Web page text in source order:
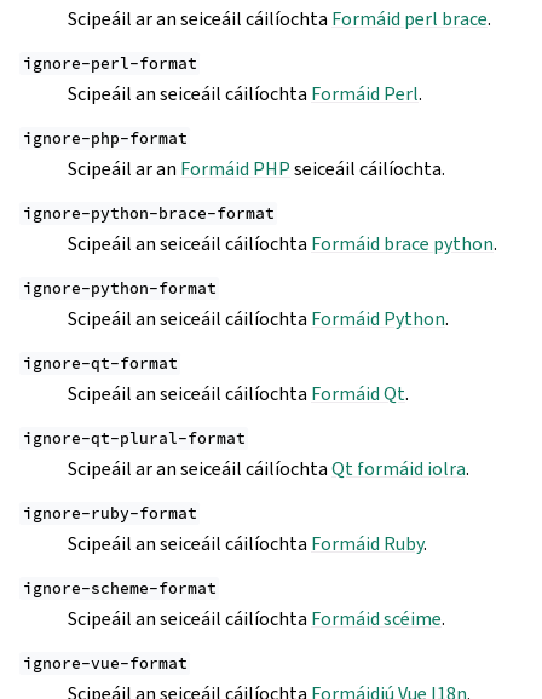
Scipeáil ar an seiceáil cáilíochta Formáid perl brace.
ignore-perl-format
Scipeáil an seiceáil cáilíochta Formáid Perl.
ignore-php-format
Scipeáil ar an Formáid PHPseiceáil cáilíochta.
ignore-python-brace-format
Scipeáil an seiceáil cáilíochta Formáid brace python.
ignore-python-format
Scipeáil an seiceáil cáilíochta Formáid Python.
ignore-qt-format
Scipeáil an seiceáil cáilíochta Formáid Qt.
ignore-qt-plural-format
Scipeáil ar an seiceáil cáilíochtaQt formáid iolra.
ignore-ruby-format
Scipeáil an seiceáil cáilíochta Formáid Ruby.
ignore-scheme-format
Scipeáil an seiceáil cáilíochta Formáid scéime.
ignore-vue-format
Scipeáil an seiceáil cáilíochta Formáidiú Vue I18n.